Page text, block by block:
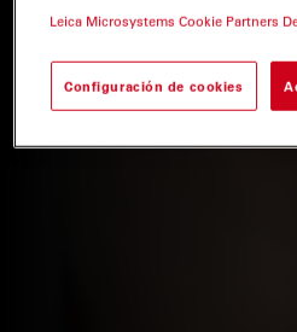
Leica Microsystems Cookie Partners
Configuración de cookies